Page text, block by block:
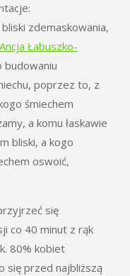
zdemaskowania,
Ancja Łabuszko-
budowaniu
poprzez to, z
śmiechem
a komu łaskawie
bliski, a kogo
oswoić,
się
co 40 minut z rąk
80% kobiet
się przed najbliższą